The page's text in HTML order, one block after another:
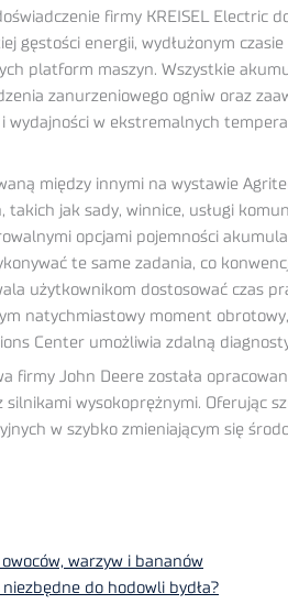
firmy KREISEL Electric
gęstości energii, wydłużonym
platform maszyn. Wszystkie
zanurzeniowego ogniw oraz
i wydajności w ekstremalnych
między innymi na wystawie
takich jak sady, winnice, usługi
opcjami pojemności
te same zadania, co
użytkownikom dostosować czas
natychmiastowy moment
Center umożliwia zdalną
firmy John Deere została
silnikami wysokoprężnymi. Oferując
w szybko zmieniającym się
warzyw i bananów
do hodowli bydła?